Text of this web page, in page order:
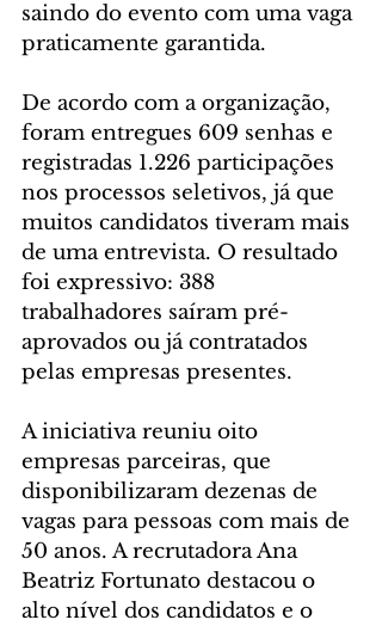
saindo do evento com uma vaga
praticamente garantida.
De acordo com a organização,
foram entregues 609 senhas e
registradas 1.226 participações
nos processos seletivos, já que
muitos candidatos tiveram mais
de uma entrevista. O resultado
foi expressivo: 388
trabalhadores saíram pré-
aprovados ou já contratados
pelas empresas presentes.
A iniciativa reuniu oito
empresas parceiras, que
disponibilizaram dezenas de
vagas para pessoas com mais de
50 anos. A recrutadora Ana
Beatriz Fortunato destacou o
alto nível dos candidatos e o